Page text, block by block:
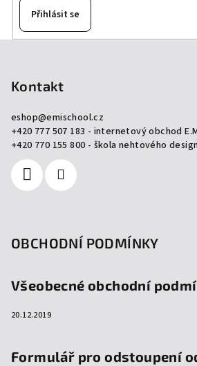
Přihlásit se
Kontakt
eshop@emischool.cz
+420 777 507 183 - internetový obchod
+420 770 155 800 - škola nehtového
OBCHODNÍ PODMÍNKY
Všeobecné obchodní
20.12.2019
Formulář pro odstoupení